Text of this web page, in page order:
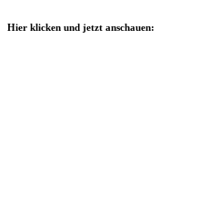
Hier klicken und jetzt anschauen: